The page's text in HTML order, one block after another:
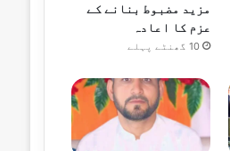
مزید مضبوط بنانے کے
عزم کا اعادہ
10 گھنٹے پہلے